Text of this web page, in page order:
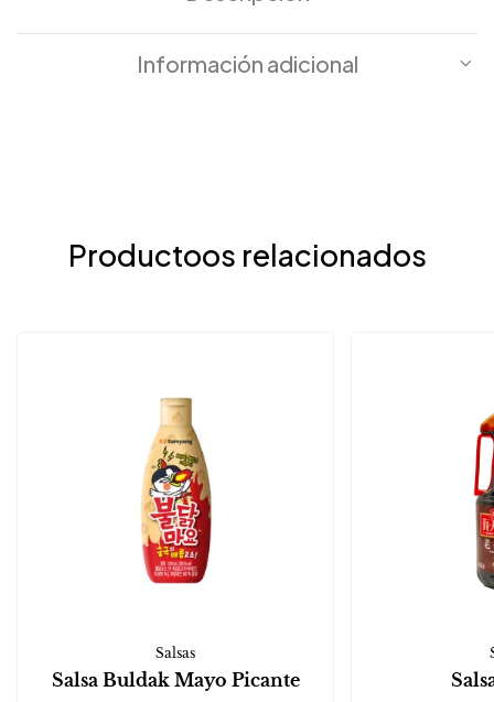
Información adicional
Productoos relacionados
Salsas
Salsa Buldak Mayo Picante